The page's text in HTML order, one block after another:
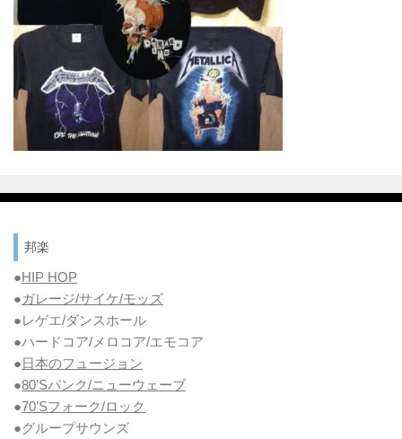
邦楽
●HIP HOP
●ガレージ/サイケ/モッズ
●レゲエ/ダンスホール
●ハードコア/メロコア/エモコア
●日本のフュージョン
●80’Sパンク/ニューウェーブ
●70’Sフォーク/ロック
●グループサウンズ